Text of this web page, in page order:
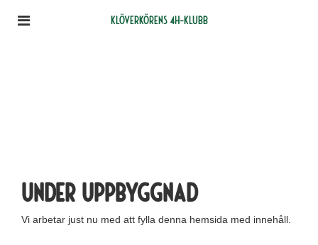
Klöverkörens 4H-klubb
Under uppbyggnad
Vi arbetar just nu med att fylla denna hemsida med innehåll.